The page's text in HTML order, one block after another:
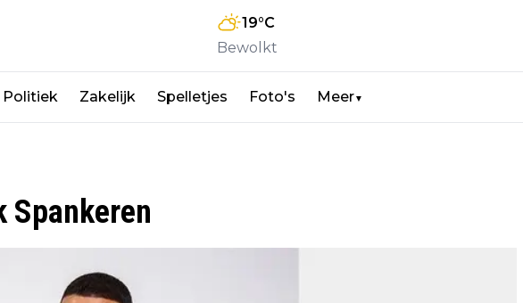
19°C
Bewolkt
Politiek Zakelijk Spelletjes Foto's Meer▼
Spankeren